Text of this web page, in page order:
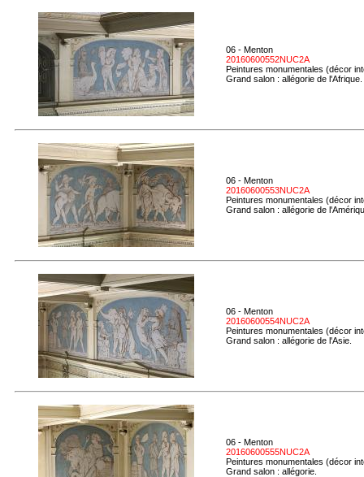
06 - Menton
20160600552NUC2A
Peintures monumentales (décor
Grand salon : allégorie de l'Afrique.
06 - Menton
20160600553NUC2A
Peintures monumentales (décor
Grand salon : allégorie de
06 - Menton
20160600554NUC2A
Peintures monumentales (décor
Grand salon : allégorie de l'Asie.
06 - Menton
20160600555NUC2A
Peintures monumentales (décor
Grand salon : allégorie.